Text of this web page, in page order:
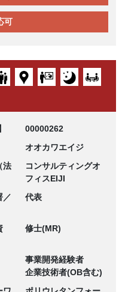
可
00000262
オオカワエイジ
法
コンサルティングオ
フィスEIJI
／
代表
修士(MR)
事業開発経験者
企業技術者(OB含む)